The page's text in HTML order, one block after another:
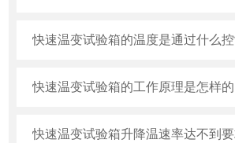
快速温变试验箱的温度是通过什么
快速温变试验箱的工作原理是怎样的
快速温变试验箱升降温速率达不到